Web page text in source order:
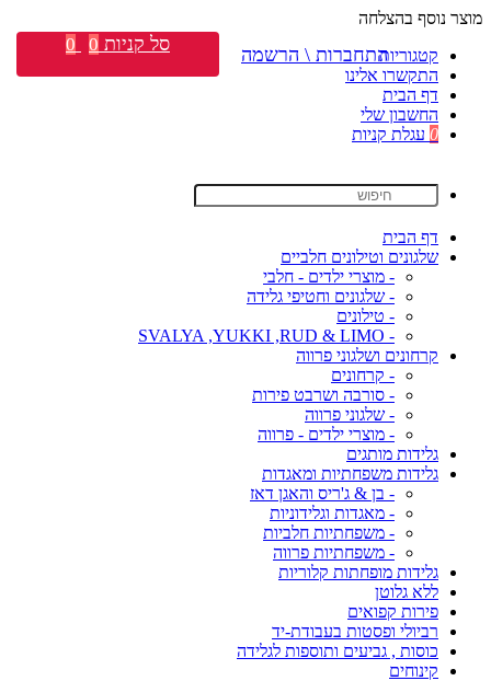
מוצר נוסף בהצלחה
קטגוריות
התקשרו אלינו
דף הבית
החשבון שלי
0 עגלת קניות
דף הבית
שלגונים וטילונים חלביים
- מוצרי ילדים - חלבי
- שלגונים וחטיפי גלידה
- טילונים
- SVALYA ,YUKKI ,RUD & LIMO
קרחונים ושלגוני פרווה
- קרחונים
- סורבה ושרבט פירות
- שלגוני פרווה
- מוצרי ילדים - פרווה
גלידות מותגים
גלידות משפחתיות ומאגדות
- בן & ג'ריס והאגן דאז
- מאגדות וגלידוניות
- משפחתיות חלביות
- משפחתיות פרווה
גלידות מופחתות קלוריות
ללא גלוטן
פירות קפואים
רביולי ופסטות בעבודת-יד
כוסות , גביעים ותוספות לגלידה
קינוחים
התחברות \ הרשמה סל קניות 0
0